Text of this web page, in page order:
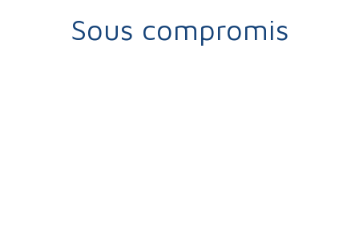
Sous compromis